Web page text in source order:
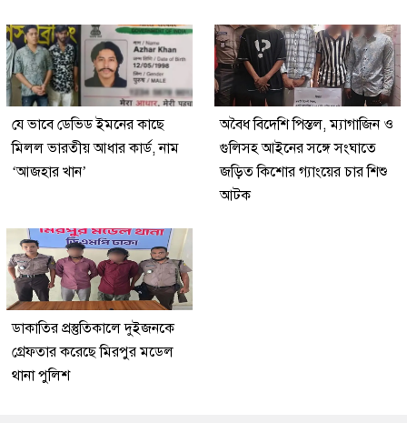
যে ভাবে ডেভিড ইমনের কাছে
মিলল ভারতীয় আধার কার্ড, নাম
‘আজহার খান’
অবৈধ বিদেশি পিস্তল, ম্যাগাজিন ও
গুলিসহ আইনের সঙ্গে সংঘাতে
জড়িত কিশোর গ্যাংয়ের চার শিশু
আটক
ডাকাতির প্রস্তুতিকালে দুইজনকে
গ্রেফতার করেছে মিরপুর মডেল
থানা পুলিশ